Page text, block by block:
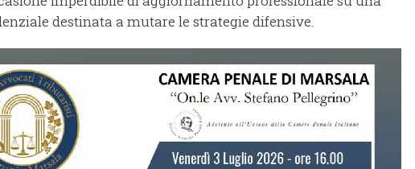
destinata a mutare le strategie difensive.